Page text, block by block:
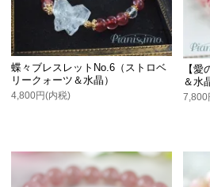
蝶々ブレスレットNo.6（ストロベ
リークォーツ＆水晶）
4,800円(内税)
【
＆水
7,800